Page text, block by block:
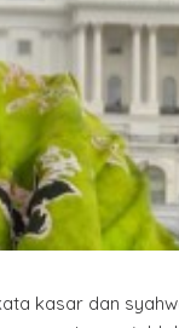
kasar dan